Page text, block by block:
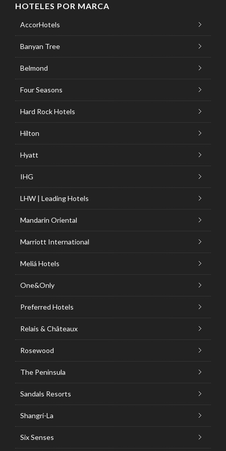
HOTELES POR MARCA
AccorHotels
Banyan Tree
Belmond
Four Seasons
Hard Rock Hotels
Hilton
Hyatt
IHG
LHW | Leading Hotels
Mandarin Oriental
Marriott International
Meliá Hotels
One&Only
Preferred Hotels
Relais & Châteaux
Rosewood
The Peninsula
Sandals Resorts
Shangri-La
Six Senses